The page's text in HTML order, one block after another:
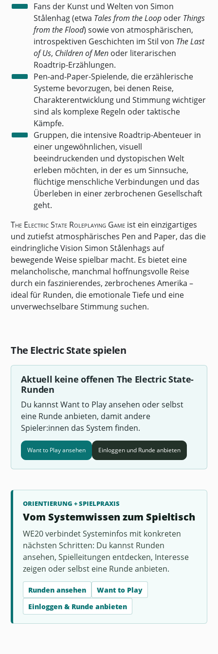
Fans der Kunst und Welten von Simon
Stålenhag (etwa Tales from the Loop oder Things
from the Flood) sowie von atmosphärischen,
introspektiven Geschichten im Stil von The Last
of Us, Children of Men oder literarischen
Roadtrip-Erzählungen.
Pen-and-Paper-Spielende, die erzählerische
Systeme bevorzugen, bei denen Reise,
Charakterentwicklung und Stimmung wichtiger
sind als komplexe Regeln oder taktische
Kämpfe.
Gruppen, die intensive Roadtrip-Abenteuer in
einer ungewöhnlichen, visuell
beeindruckenden und dystopischen Welt
erleben möchten, in der es um Sinnsuche,
flüchtige menschliche Verbindungen und das
Überleben in einer zerbrochenen Gesellschaft
geht.
The Electric State Roleplaying Game ist ein einzigartiges
und zutiefst atmosphärisches Pen and Paper, das die
eindringliche Vision Simon Stålenhags auf
bewegende Weise spielbar macht. Es bietet eine
melancholische, manchmal hoffnungsvolle Reise
durch ein faszinierendes, zerbrochenes Amerika –
ideal für Runden, die emotionale Tiefe und eine
unverwechselbare Stimmung suchen.
The Electric State spielen
Aktuell keine offenen The Electric State-
Runden
Du kannst Want to Play ansehen oder selbst
eine Runde anbieten, damit andere
Spieler:innen das System finden.
Want to Play ansehen Einloggen und Runde anbieten
ORIENTIERUNG + SPIELPRAXIS
Vom Systemwissen zum Spieltisch
WE20 verbindet Systeminfos mit konkreten
nächsten Schritten: Du kannst Runden
ansehen, Spielleitungen entdecken, Interesse
zeigen oder selbst eine Runde anbieten.
Runden ansehen
Want to Play
Einloggen & Runde anbieten